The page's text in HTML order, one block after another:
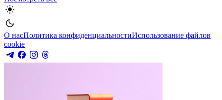
О насПолитика конфиденциальностиИспользование файлов
cookie